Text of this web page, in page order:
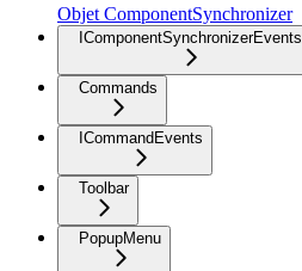
Objet ComponentSynchronizer
IComponentSynchronizerEvents
Commands
ICommandEvents
Toolbar
PopupMenu